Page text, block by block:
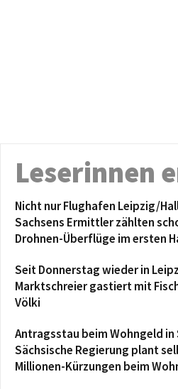
Leserinnen
Nicht nur Flughafen Leipzig/
Sachsens Ermittler zählten
Drohnen-Überflüge im ersten
Seit Donnerstag wieder in
Marktschreier gastiert mit
Völki
Antragsstau beim Wohngeld in
Sächsische Regierung plant
Millionen-Kürzungen beim